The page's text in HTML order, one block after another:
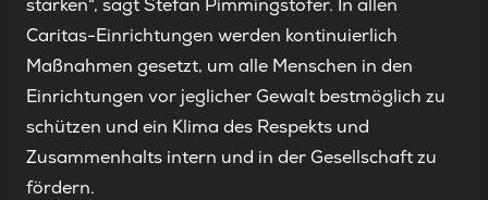
stärken“, sagt Stefan Pimmingstofer. In allen
Caritas-Einrichtungen werden kontinuierlich
Maßnahmen gesetzt, um alle Menschen in den
Einrichtungen vor jeglicher Gewalt bestmöglich zu
schützen und ein Klima des Respekts und
Zusammenhalts intern und in der Gesellschaft zu
fördern.